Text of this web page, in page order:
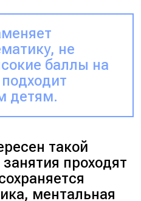
не
баллы на
детям.
такой
проходят
ментальная